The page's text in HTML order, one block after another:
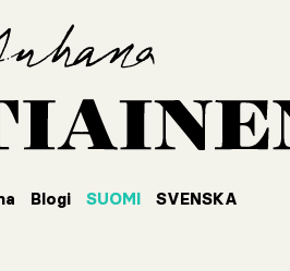
Blogi SUOMI SVENSKA